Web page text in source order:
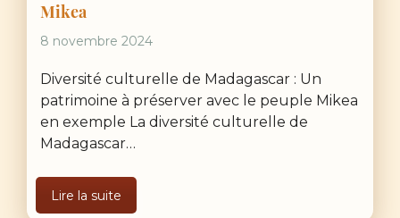
Mikea
8 novembre 2024
Diversité culturelle de Madagascar : Un
patrimoine à préserver avec le peuple Mikea
en exemple La diversité culturelle de
Madagascar…
Lire la suite